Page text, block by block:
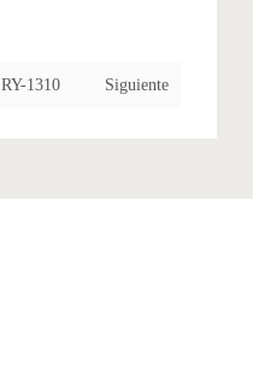
RY-1310 Siguiente